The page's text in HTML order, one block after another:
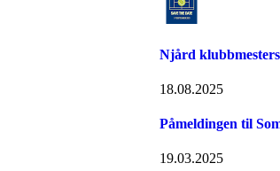
Njård
18.08.2025
Påmeldingen til
19.03.2025